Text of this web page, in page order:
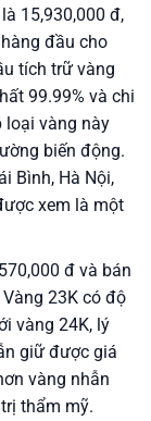
15,930,000 đ,
đầu cho
tích trữ vàng
99.99% và chi
loại vàng này
biến động.
Bình, Hà Nội,
xem là một
đ và bán
23K có độ
vàng 24K, lý
giữ được giá
vàng nhẫn
thẩm mỹ.